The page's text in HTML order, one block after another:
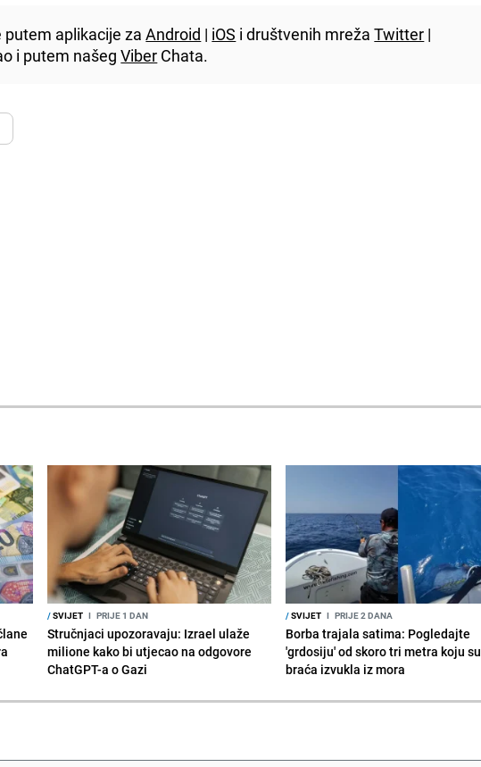
putem aplikacije zaAndroid | iOS i društvenih mrežaTwitter |
i putem našegViber Chata.
/SVIJET I PRIJE 1 DAN
Stručnjaci upozoravaju: Izrael ulaže
milione kako bi utjecao na odgovore
ChatGPT-a o Gazi
/SVIJET I PRIJE 2 DANA
Borba trajala satima: Pogledajte
'grdosiju' od skoro tri metra koju su
braća izvukla iz mora